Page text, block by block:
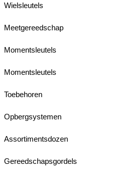
Wielsleutels
Meetgereedschap
Momentsleutels
Momentsleutels
Toebehoren
Opbergsystemen
Assortimentsdozen
Gereedschapsgordels